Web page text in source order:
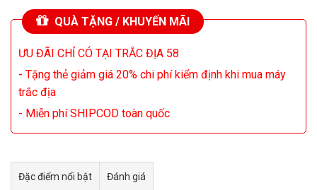
QUÀ TẶNG / KHUYẾN MÃI
ƯU ĐÃI CHỈ CÓ TẠI TRẮC ĐỊA 58
- Tặng thẻ giảm giá 20% chi phí kiểm định khi mua máy
trắc địa
- Miễn phí SHIPCOD toàn quốc
Đặc điểm nổi bật Đánh giá